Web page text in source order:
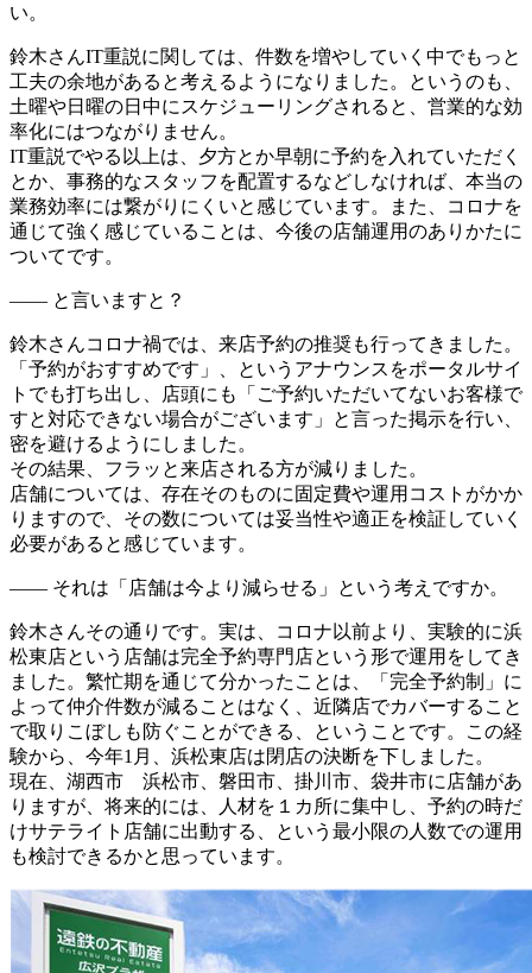
い。
鈴木さんIT重説に関しては、件数を増やしていく中でもっと
工夫の余地があると考えるようになりました。というのも、
土曜や日曜の日中にスケジューリングされると、営業的な効
率化にはつながりません。
IT重説でやる以上は、夕方とか早朝に予約を入れていただく
とか、事務的なスタッフを配置するなどしなければ、本当の
業務効率には繋がりにくいと感じています。また、コロナを
通じて強く感じていることは、今後の店舗運用のありかたに
ついてです。
―― と言いますと？
鈴木さんコロナ禍では、来店予約の推奨も行ってきました。
「予約がおすすめです」、というアナウンスをポータルサイ
トでも打ち出し、店頭にも「ご予約いただいてないお客様で
すと対応できない場合がございます」と言った掲示を行い、
密を避けるようにしました。
その結果、フラッと来店される方が減りました。
店舗については、存在そのものに固定費や運用コストがかか
りますので、その数については妥当性や適正を検証していく
必要があると感じています。
―― それは「店舗は今より減らせる」という考えですか。
鈴木さんその通りです。実は、コロナ以前より、実験的に浜
松東店という店舗は完全予約専門店という形で運用をしてき
ました。繁忙期を通じて分かったことは、「完全予約制」に
よって仲介件数が減ることはなく、近隣店でカバーすること
で取りこぼしも防ぐことができる、ということです。この経
験から、今年1月、浜松東店は閉店の決断を下しました。
現在、湖西市 浜松市、磐田市、掛川市、袋井市に店舗があ
りますが、将来的には、人材を１カ所に集中し、予約の時だ
けサテライト店舗に出動する、という最小限の人数での運用
も検討できるかと思っています。